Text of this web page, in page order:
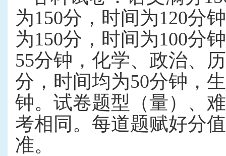
为150分，时间为120分
为150分，时间为100分
55分钟，化学、政治、
分，时间均为50分钟，
钟。试卷题型（量）、
考相同。每道题赋好分
准。